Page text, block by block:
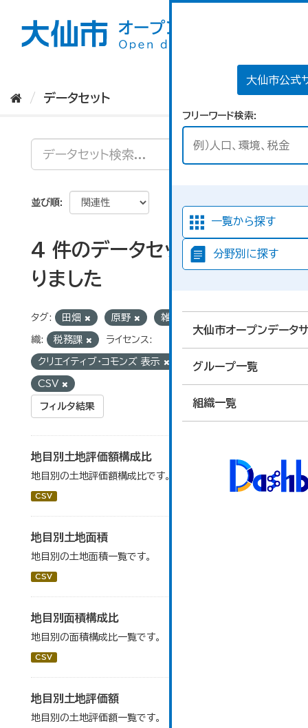
大仙市公式
フリーワード検索
一覧から探す
分野別に探す
大仙市オープンデータ
グループ一覧
組織一覧
データセット
並び順
4 件のデータセットが見つか
りました
タグ: 田畑 原野 雑種地
織: 税務課 ライセンス:
クリエイティブ・コモンズ 表示 フォーマット:
CSV
フィルタ結果
地目別土地評価額構成比
地目別の土地評価額構成比です。
CSV
地目別土地面積
地目別の土地面積一覧です。
CSV
地目別面積構成比
地目別の面積構成比一覧です。
CSV
地目別土地評価額
地目別の土地評価額一覧です。